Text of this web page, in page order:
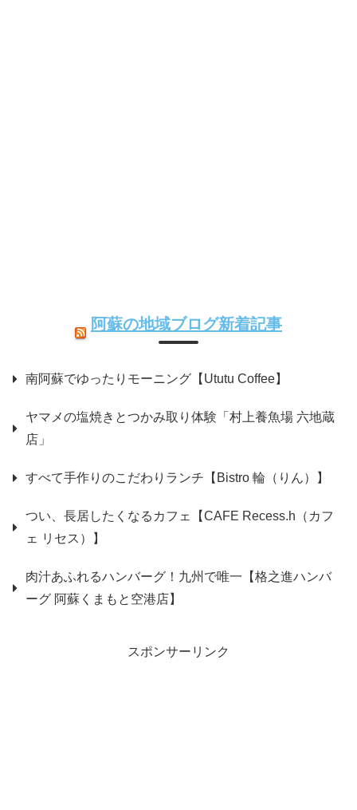
阿蘇の地域ブログ新着記事
南阿蘇でゆったりモーニング【Ututu Coffee】
ヤマメの塩焼きとつかみ取り体験「村上養魚場 六地蔵
店」
すべて手作りのこだわりランチ【Bistro 輪（りん）】
つい、長居したくなるカフェ【CAFE Recess.h（カフ
ェ リセス）】
肉汁あふれるハンバーグ！九州で唯一【格之進ハンバ
ーグ 阿蘇くまもと空港店】
スポンサーリンク